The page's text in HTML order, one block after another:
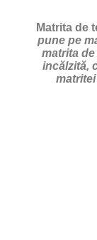
Matrita de
pune pe
matrita
incălzită,